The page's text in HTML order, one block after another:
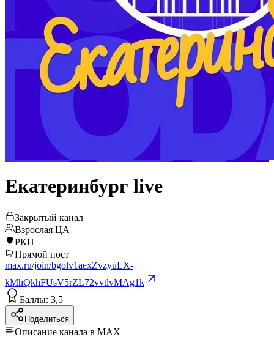
Екатеринбург live
Закрытый канал
Взрослая ЦА
РКН
Прямой пост
max.ru/join/bgolv1aexZvzyuLX-
kMhQkhFUsV5rZL72vvtlvMAg1k
Баллы: 3,5
Поделиться
Описание канала в MAX